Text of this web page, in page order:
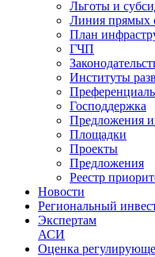
Льготы и
Линия прямых
План
ГЧП
Институты
Господдержка
Предложения
Площадки
Проекты
Предложения
Реестр
Новости
Региональный
Экспертам
АСИ
Оценка